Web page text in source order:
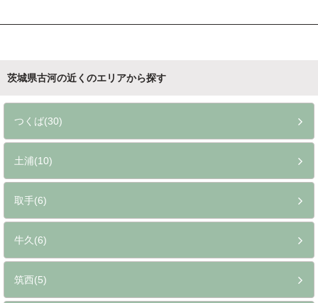
茨城県古河の近くのエリアから探す
つくば(30)
土浦(10)
取手(6)
牛久(6)
筑西(5)